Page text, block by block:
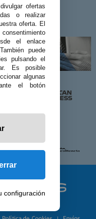
ofertas
o realizar
oferta. El
el enlace
puede
pulsando el
Es posible
algunas
el botón
configuración